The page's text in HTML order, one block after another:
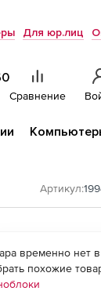
Для юр.лиц
Сравнение
Артикул:
временно нет
похожие